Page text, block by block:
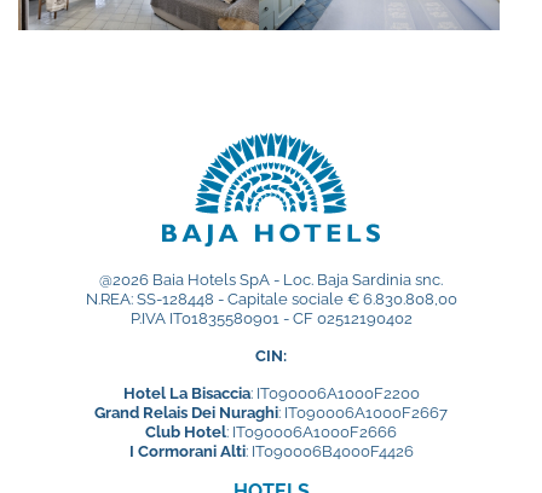
@2026 Baia Hotels SpA - Loc. Baja Sardinia snc.
N.REA: SS-128448 - Capitale sociale € 6.830.808,00
P.IVA IT01835580901 - CF 02512190402
CIN:
Hotel La Bisaccia: IT090006A1000F2200
Grand Relais Dei Nuraghi: IT090006A1000F2667
Club Hotel: IT090006A1000F2666
I Cormorani Alti: IT090006B4000F4426